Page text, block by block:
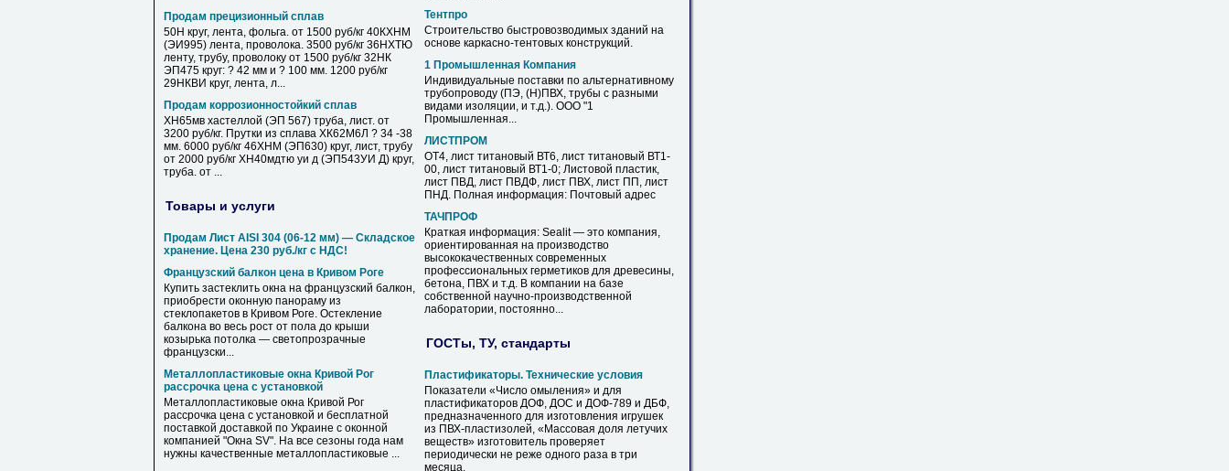
Продам прецизионный сплав
50Н круг, лента, фольга. от 1500 руб/кг 40КХНМ
(ЭИ995) лента, проволока. 3500 руб/кг 36НХТЮ
ленту, трубу, проволоку от 1500 руб/кг 32НК
ЭП475 круг: ? 42 мм и ? 100 мм. 1200 руб/кг
29НКВИ круг, лента, л...
Продам коррозионностойкий сплав
ХН65мв хастеллой (ЭП 567) труба, лист. от
3200 руб/кг. Прутки из сплава ХК62М6Л ? 34 -38
мм. 6000 руб/кг 46ХНМ (ЭП630) круг, лист, трубу
от 2000 руб/кг ХН40мдтю уи д (ЭП543УИ Д) круг,
труба. от ...
Товары и услуги
Продам Лист AISI 304 (06-12 мм) — Складское
хранение. Цена 230 руб./кг с НДС!
Французский балкон цена в Кривом Роге
Купить застеклить окна на французский балкон,
приобрести оконную панораму из
стеклопакетов в Кривом Роге. Остекление
балкона во весь рост от пола до крыши
козырька потолка — светопрозрачные
французски...
Металлопластиковые окна Кривой Рог
рассрочка цена с установкой
Металлопластиковые окна Кривой Рог
рассрочка цена с установкой и бесплатной
поставкой доставкой по Украине с оконной
компанией "Окна SV". На все сезоны года нам
нужны качественные металлопластиковые ...
Тентпро
Строительство быстровозводимых зданий на
основе каркасно-тентовых конструкций.
1 Промышленная Компания
Индивидуальные поставки по альтернативному
трубопроводу (ПЭ, (Н)ПВХ, трубы с разными
видами изоляции, и т.д.). ООО "1
Промышленная...
ЛИСТПРОМ
ОТ4, лист титановый ВТ6, лист титановый ВТ1-
00, лист титановый ВТ1-0; Листовой пластик,
лист ПВД, лист ПВДФ, лист ПВХ, лист ПП, лист
ПНД. Полная информация: Почтовый адрес
ТАЧПРОФ
Краткая информация: Sealit — это компания,
ориентированная на производство
высококачественных современных
профессиональных герметиков для древесины,
бетона, ПВХ и т.д. В компании на базе
собственной научно-производственной
лаборатории, постоянно...
ГОСТы, ТУ, стандарты
Пластификаторы. Технические условия
Показатели «Число омыления» и для
пластификаторов ДОФ, ДОС и ДОФ-789 и ДБФ,
предназначенного для изготовления игрушек
из ПВХ-пластизолей, «Массовая доля летучих
веществ» изготовитель проверяет
периодически не реже одного раза в три
месяца.